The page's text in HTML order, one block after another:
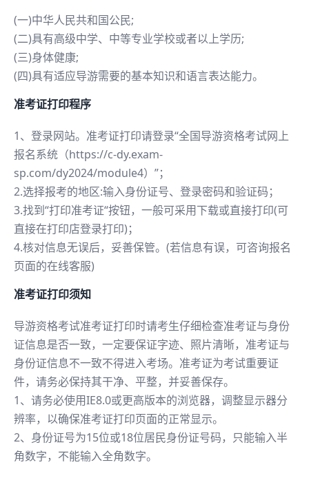
(一)中华人民共和国公民;
(二)具有高级中学、中等专业学校或者以上学历;
(三)身体健康;
(四)具有适应导游需要的基本知识和语言表达能力。
准考证打印程序
1、登录网站。准考证打印请登录“全国导游资格考试网上
报名系统（https://c-dy.exam-
sp.com/dy2024/module4）”；
2.选择报考的地区:输入身份证号、登录密码和验证码；
3.找到“打印准考证“按钮，一般可采用下载或直接打印(可
直接在打印店登录打印)；
4.核对信息无误后，妥善保管。(若信息有误，可咨询报名
页面的在线客服)
准考证打印须知
导游资格考试准考证打印时请考生仔细检查准考证与身份
证信息是否一致，一定要保证字迹、照片清晰，准考证与
身份证信息不一致不得进入考场。准考证为考试重要证
件，请务必保持其干净、平整，并妥善保存。
1、请务必使用IE8.0或更高版本的浏览器，调整显示器分
辨率，以确保准考证打印页面的正常显示。
2、身份证号为15位或18位居民身份证号码，只能输入半
角数字，不能输入全角数字。